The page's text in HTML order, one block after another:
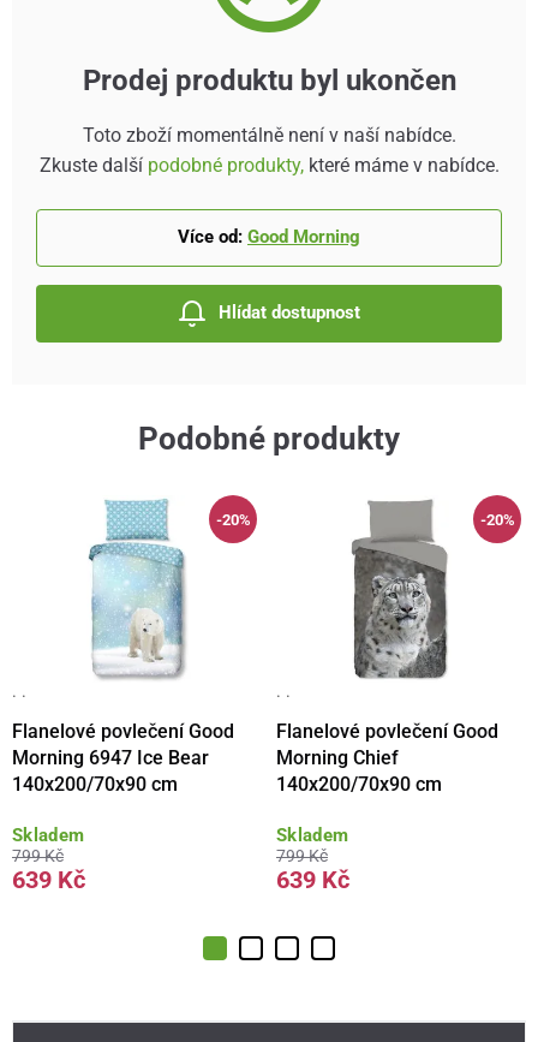
Prodej produktu byl ukončen
Toto zboží momentálně není v naší nabídce.
Zkuste další podobné produkty,které máme v nabídce.
Více od: Good Morning
Hlídat dostupnost
Podobné produkty
-20%
· ·
Flanelové povlečení Good
Morning 6947 Ice Bear
140x200/70x90 cm
Skladem
799 Kč
639 Kč
-20%
· ·
Flanelové povlečení Good
Morning Chief
140x200/70x90 cm
Skladem
799 Kč
639 Kč